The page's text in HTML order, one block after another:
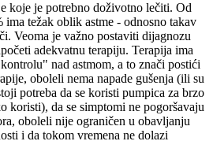
koje je potrebno doživotno lečiti. Od
težak oblik astme - odnosno takav
Veoma je važno postaviti dijagnozu
adekvatnu terapiju. Terapija ima
nad astmom, a to znači postići
oboleli nema napade gušenja (ili su
potreba da se koristi pumpica za brzo
koristi), da se simptomi ne pogoršavaju
oboleli nije ograničen u obavljanju
i da tokom vremena ne dolazi